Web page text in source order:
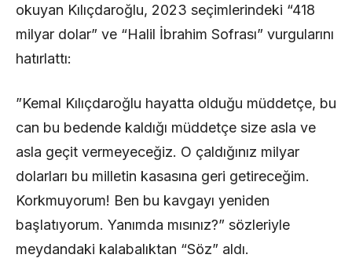
okuyan Kılıçdaroğlu, 2023 seçimlerindeki “418
milyar dolar” ve “Halil İbrahim Sofrası” vurgularını
hatırlattı:
​”Kemal Kılıçdaroğlu hayatta olduğu müddetçe, bu
can bu bedende kaldığı müddetçe size asla ve
asla geçit vermeyeceğiz. O çaldığınız milyar
dolarları bu milletin kasasına geri getireceğim.
Korkmuyorum! Ben bu kavgayı yeniden
başlatıyorum. Yanımda mısınız?” sözleriyle
meydandaki kalabalıktan “Söz” aldı.